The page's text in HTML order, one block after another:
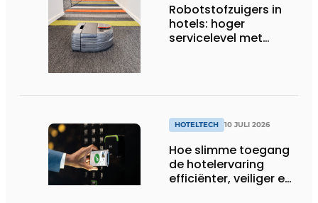
Robotstofzuigers in
hotels: hoger
servicelevel met
HOTELTECH 10 JULI 2026
Hoe slimme toegang
de hotelervaring
efficiënter, veiliger en